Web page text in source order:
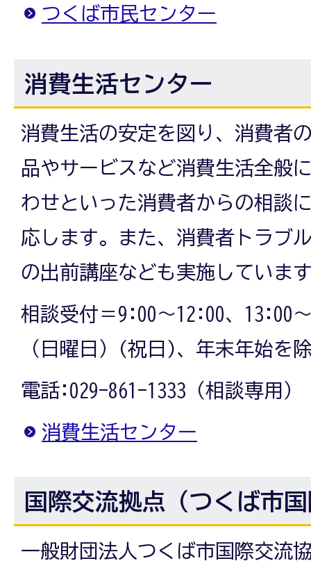
つくば市民センター
消費生活センター
消費生活の安定を図り、消費者
品やサービスなど消費生活全般
わせといった消費者からの相談
応します。また、消費者トラブ
の出前講座なども実施していま
相談受付＝9:00～12:00、13:00
（日曜日）(祝日)、年末年始を
電話:029-861-1333（相談専用）
消費生活センター
国際交流拠点（つくば市
一般財団法人つくば市国際交流